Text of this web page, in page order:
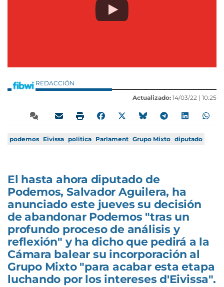
REDACCIÓN
Actualizado: 14/03/22 | 10:25
podemos Eivissa politica Parlament Grupo Mixto diputado
El hasta ahora diputado de
Podemos, Salvador Aguilera, ha
anunciado este jueves su decisión
de abandonar Podemos "tras un
profundo proceso de análisis y
reflexión" y ha dicho que pedirá a la
Cámara balear su incorporación al
Grupo Mixto "para acabar esta etapa
luchando por los intereses d'Eivissa".